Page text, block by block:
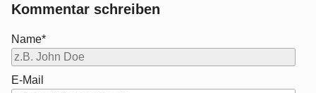
Kommentar schreiben
Name*
E-Mail